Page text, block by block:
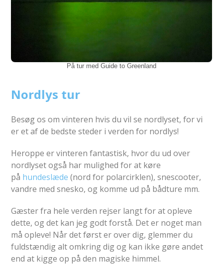
På tur med Guide to Greenland
Nordlys tur
Besøg os om vinteren hvis du vil se nordlyset, for vi
er et af de bedste steder i verden for nordlys!
Heroppe er vinteren fantastisk, hvor du ud over
nordlyset også har mulighed for at køre
på hundeslæde (nord for polarcirklen), snescooter,
vandre med snesko, og komme ud på bådture mm.
Gæster fra hele verden rejser langt for at opleve
dette, og det kan jeg godt forstå. Det er noget man
må opleve! Når det først er over dig, glemmer du
fuldstændig alt omkring dig og kan ikke gøre andet
end at kigge op på den magiske himmel.